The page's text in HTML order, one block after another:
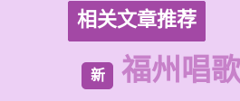
相关文章推荐
新 福州唱